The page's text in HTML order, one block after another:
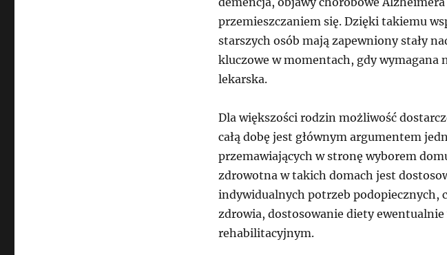
przemieszczaniem się. Dzięki takiemu
starszych osób mają zapewniony stały
kluczowe w momentach, gdy wymagana
lekarska.
Dla większości rodzin możliwość
całą dobę jest głównym argumentem
przemawiających w stronę wyborem
zdrowotna w takich domach jest
indywidualnych potrzeb podopiecznych,
zdrowia, dostosowanie diety ewentualnie
rehabilitacyjnym.